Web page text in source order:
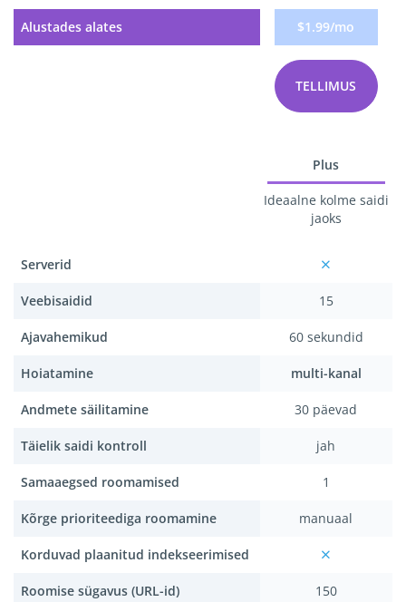
Alustades alates $1.99/mo
TELLIMUS
Serverid
Veebisaidid
Ajavahemikud
Hoiatamine
Andmete säilitamine
Täielik saidi kontroll
Samaaegsed roomamised
Kõrge prioriteediga roomamine
Korduvad plaanitud indekseerimised
Roomise sügavus (URL-id)
Plus
Ideaalne kolme saidi
jaoks
15
60 sekundid
multi-kanal
30 päevad
jah
1
manuaal
150